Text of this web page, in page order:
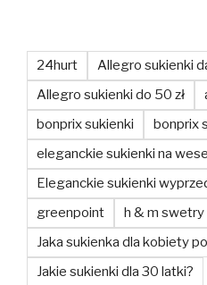
24hurt
Allegro sukienki
Allegro sukienki do 50 zł
bonprix sukienki
bonprix
eleganckie sukienki na
Eleganckie sukienki
greenpoint
h & m swetry
Jaka sukienka dla kobiety
Jakie sukienki dla 30 latki?